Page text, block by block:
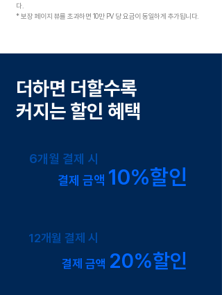
다.
* 보장 페이지 뷰를 초과하면 10만 PV 당 요금이 동일하게 추가됩니다.
더하면 더할수록
커지는 할인 혜택
6개월 결제 시
결제 금액 10%할인
12개월 결제 시
결제 금액 20%할인